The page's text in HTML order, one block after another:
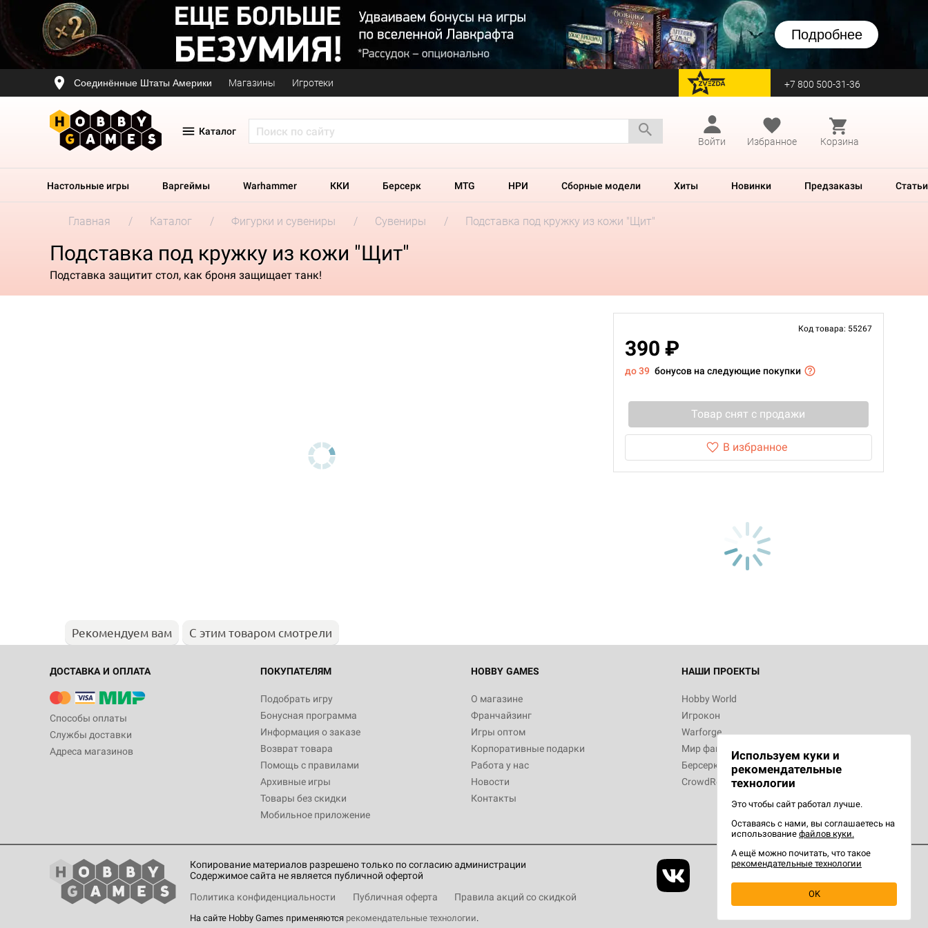
Подробнее
Соединённые Штаты Америки Магазины Игротеки перейти на Zvezda +7 800 500-31-36
Каталог
Войти
Избранное Корзина
Настольные игры Варгеймы Warhammer ККИ Берсерк MTG НРИ Сборные модели Хиты Новинки Предзаказы Статьи
Главная Каталог Фигурки и сувениры Сувениры Подставка под кружку из кожи "Щит"
Подставка под кружку из кожи "Щит"
Подставка защитит стол, как броня защищает танк!
Код товара: 55267
390 ₽
до 39 бонусов на следующие покупки
Товар снят с продажи
В избранное
Рекомендуем вам С этим товаром смотрели
ДОСТАВКА И ОПЛАТА
Способы оплаты
Службы доставки
Адреса магазинов
ПОКУПАТЕЛЯМ
Подобрать игру
Бонусная программа
Информация о заказе
Возврат товара
Помощь с правилами
Архивные игры
Товары без скидки
Мобильное приложение
HOBBY GAMES
О магазине
Франчайзинг
Игры оптом
Корпоративные подарки
Работа у нас
Новости
Контакты
НАШИ ПРОЕКТЫ
Hobby World
Игрокон
Warforge
Мир фантастики
Берсерк
CrowdRepublic
Копирование материалов разрешено только по согласию администрации
Содержимое сайта не является публичной офертой
Политика конфиденциальности
Публичная оферта Правила акций со скидкой
На сайте Hobby Games применяются рекомендательные технологии.
Используем куки и
рекомендательные
технологии
Это чтобы сайт работал лучше.
Оставаясь с нами, вы соглашаетесь на
использование файлов куки.
А ещё можно почитать, что такое
рекомендательные технологии
OK